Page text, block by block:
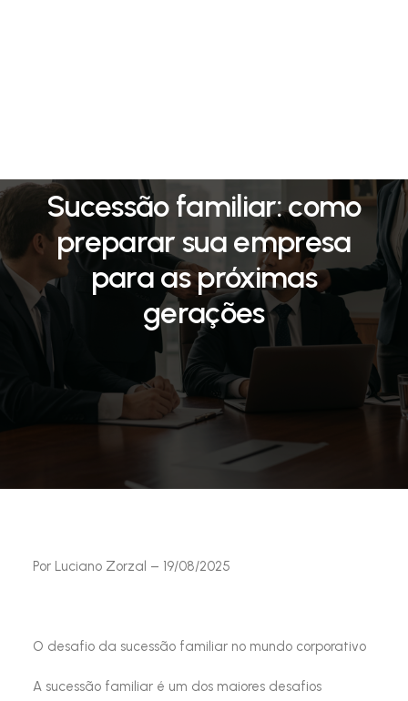
Sucessão familiar: como
preparar sua empresa
para as próximas
gerações
Por Luciano Zorzal – 19/08/2025
O desafio da sucessão familiar no mundo corporativo
A sucessão familiar é um dos maiores desafios